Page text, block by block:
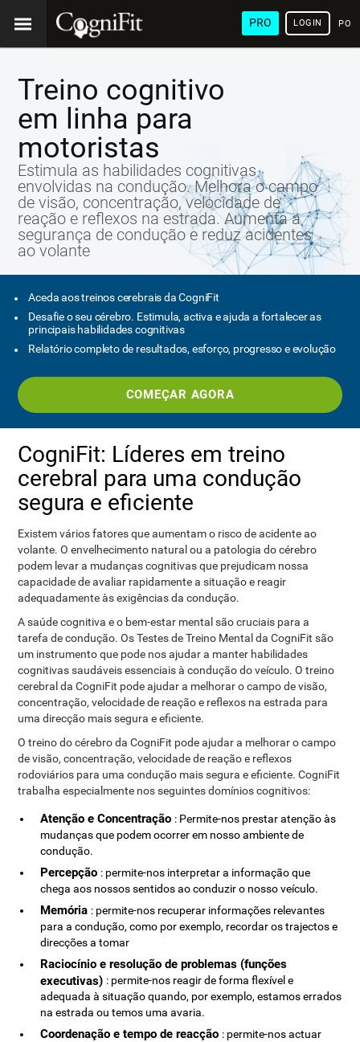
PRO LOGIN
Treino cognitivo
em linha para
motoristas
Estimula as habilidades cognitivas
envolvidas na condução. Melhora o campo
de visão, concentração, velocidade de
reação e reflexos na estrada. Aumenta a
segurança de condução e reduz acidentes
ao volante
Aceda aos treinos cerebrais da CogniFit
Desafie o seu cérebro. Estimula, activa e ajuda a fortalecer as
principais habilidades cognitivas
Relatório completo de resultados, esforço, progresso e evolução
COMEÇAR AGORA
CogniFit: Líderes em treino
cerebral para uma condução
segura e eficiente
Existem vários fatores que aumentam o risco de acidente ao
volante. O envelhecimento natural ou a patologia do cérebro
podem levar a mudanças cognitivas que prejudicam nossa
capacidade de avaliar rapidamente a situação e reagir
adequadamente às exigências da condução.
A saúde cognitiva e o bem-estar mental são cruciais para a
tarefa de condução. Os Testes de Treino Mental da CogniFit são
um instrumento que pode nos ajudar a manter habilidades
cognitivas saudáveis ​​essenciais à condução do veículo. O treino
cerebral da CogniFit pode ajudar a melhorar o campo de visão,
concentração, velocidade de reação e reflexos na estrada para
uma direcção mais segura e eficiente.
O treino do cérebro da CogniFit pode ajudar a melhorar o campo
de visão, concentração, velocidade de reação e reflexos
rodoviários para uma condução mais segura e eficiente. CogniFit
trabalha especialmente nos seguintes domínios cognitivos:
Atenção e Concentração : Permite-nos prestar atenção às
mudanças que podem ocorrer em nosso ambiente de
condução.
Percepção : permite-nos interpretar a informação que
chega aos nossos sentidos ao conduzir o nosso veículo.
Memória : permite-nos recuperar informações relevantes
para a condução, como por exemplo, recordar os trajectos e
direcções a tomar
Raciocínio e resolução de problemas (funções
executivas) : permite-nos reagir de forma flexível e
adequada à situação quando, por exemplo, estamos errados
na estrada ou temos uma avaria.
Coordenação e tempo de reacção : permite-nos actuar